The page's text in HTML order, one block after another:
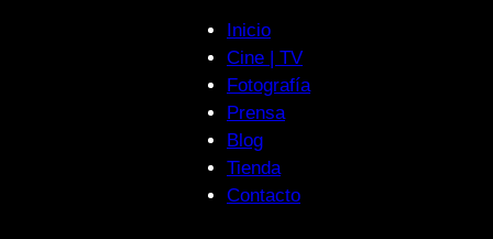
Inicio
Cine | TV
Fotografía
Prensa
Blog
Tienda
Contacto